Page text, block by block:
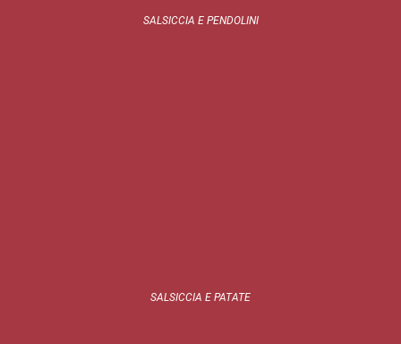
SALSICCIA E PENDOLINI
SALSICCIA E PATATE